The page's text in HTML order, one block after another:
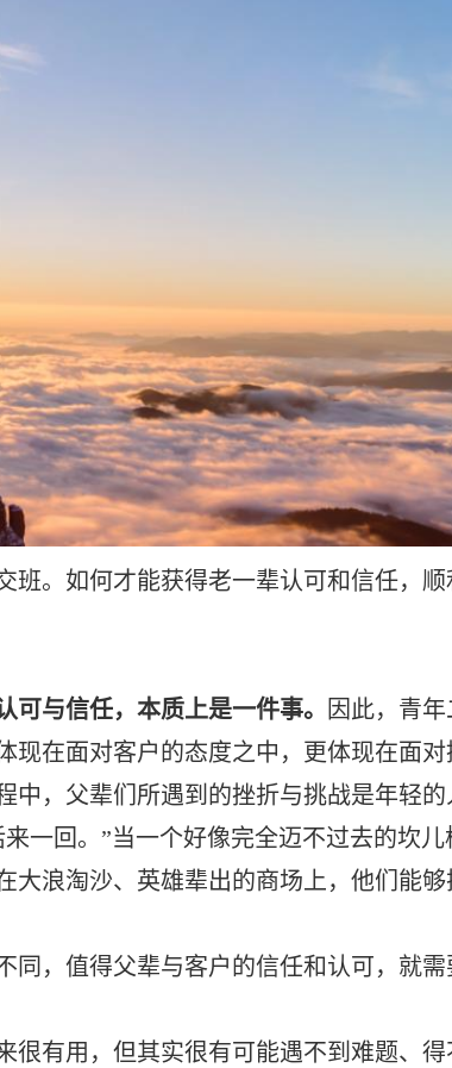
。如何才能获得老一辈认可和信任，顺
与信任，本质上是一件事。
因此，青
在面对客户的态度之中，更体现在面对
，父辈们所遇到的挫折与挑战是年轻的
一回。”当一个好像完全迈不过去的坎
浪淘沙、英雄辈出的商场上，他们能
值得父辈与客户的信任和认可，就需
有用，但其实很有可能遇不到难题、得